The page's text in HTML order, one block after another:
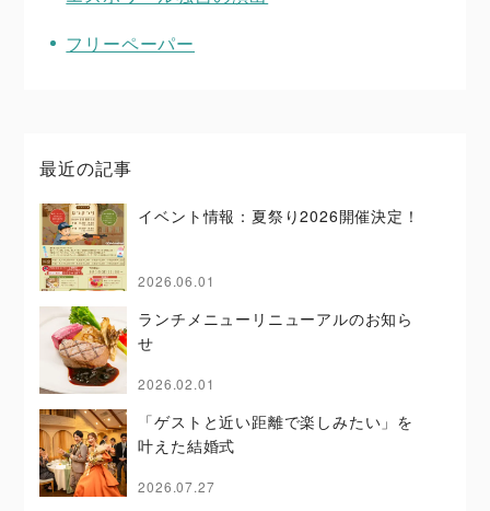
フリーペーパー
最近の記事
イベント情報：夏祭り2026開催決定！
2026.06.01
ランチメニューリニューアルのお知ら
せ
2026.02.01
「ゲストと近い距離で楽しみたい」を
叶えた結婚式
2026.07.27